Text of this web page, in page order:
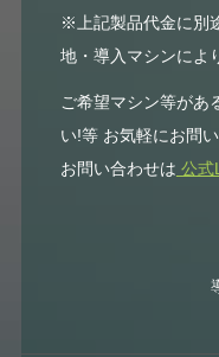
※上記製品代金に別
地・導入マシンによ
ご希望マシン等があ
い!等 お気軽にお問
お問い合わせは 公式